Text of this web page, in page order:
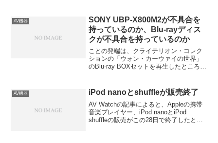
の?」という素朴な疑問の方である。同じ
くアナログビデオの...
AV機器
SONY UBP-X800M2が不具合を
持っているのか、Blu-rayディス
クが不具合を持っているのか
ことの発端は、クライテリオン・コレク
ションの「ウォン・カーウァイの世界」
のBlu-ray BOXセットを再生したところ、
る。ネットで英語のサイトを調べてみる
と、SONYと...
AV機器 iPod nanoとshuffleが販売終了
AV Watchの記事によると、Appleの携帯
音楽プレイヤー、iPod nanoとiPod
shuffleの販売がこの28日で終了したとの